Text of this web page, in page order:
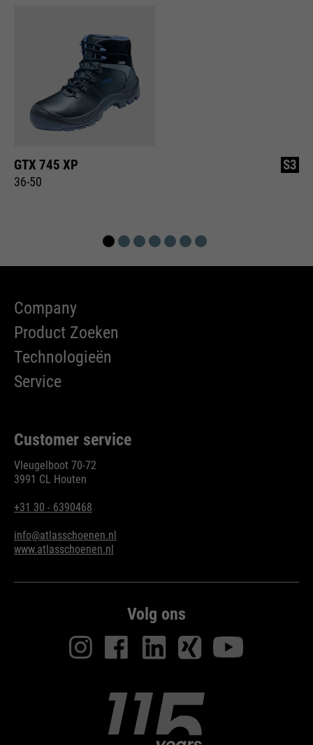
GTX 745 XP
36-50
S3
Company
Product Zoeken
Technologieën
Service
Customer service
Vleugelboot 70-72
3991 CL Houten
+31 30 - 6390468
info@atlasschoenen.nl
www.atlasschoenen.nl
Volg ons